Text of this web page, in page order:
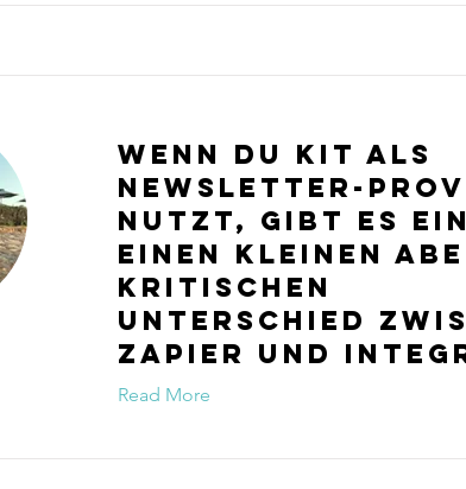
Wenn du Kit als
Newsletter-
nutzt, gibt es
einen kleinen
kritischen
Unterschied
Zapier und
Read More